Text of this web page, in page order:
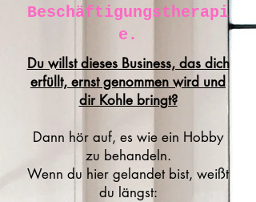
Beschäftigungstherapi
e.
Du willst dieses Business, das dich
erfüllt, ernst genommen wird und
dir Kohle bringt?
Dann hör auf, es wie ein Hobby
zu behandeln.
Wenn du hier gelandet bist, weißt
du längst: